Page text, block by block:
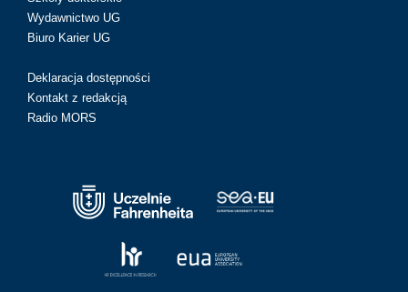
Wydawnictwo UG
Biuro Karier UG
Deklaracja dostępności
Kontakt z redakcją
Radio MORS